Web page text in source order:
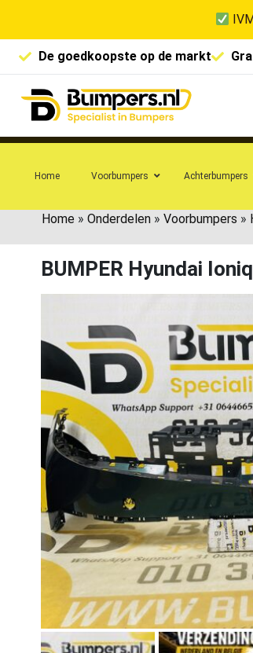
De goedkoopste op de markt
Home Voorbumpers Achterbumpers
Home » Onderdelen » Voorbumpers »
BUMPER Hyundai